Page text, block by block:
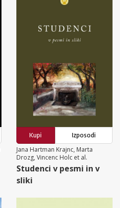
Kupi
Izposodi
Jana Hartman Krajnc, Marta
Drozg, Vincenc Holc et al.
Studenci v pesmi in v
sliki